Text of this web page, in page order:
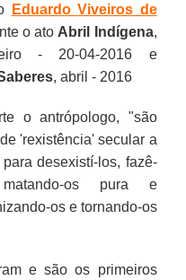
Eduardo Viveiros de
o ato Abril Indígena,
- 20-04-2016 e
, abril - 2016
o antrópologo, "são
'rexistência' secular a
desexistí-los, fazê-
os pura e
os e tornando-os
e são os primeiros